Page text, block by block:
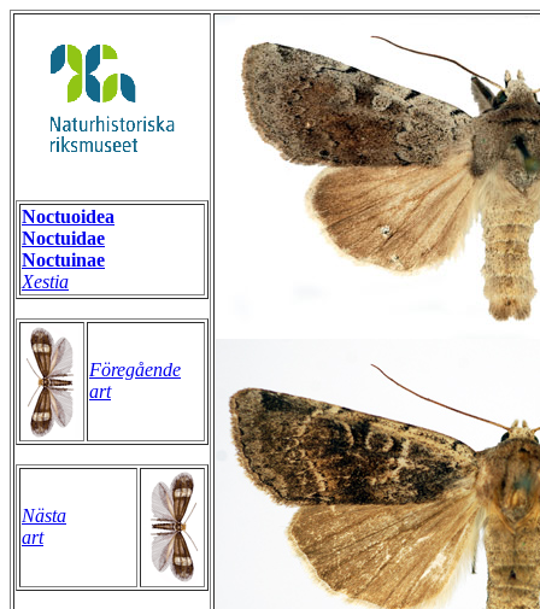
Noctuoidea
Noctuidae
Noctuinae
Xestia
Föregående
art
Nästa
art